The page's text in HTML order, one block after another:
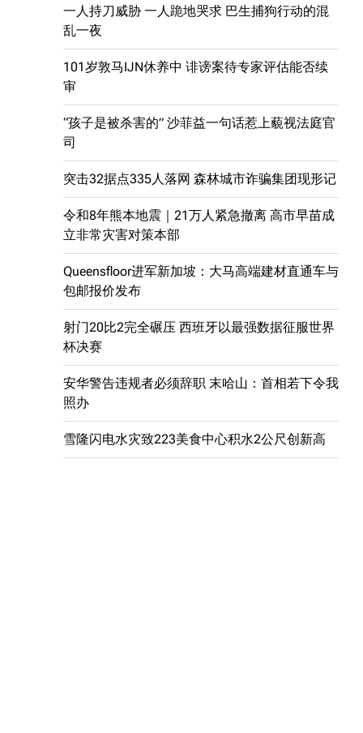
一人持刀威胁 一人跪地哭求 巴生捕狗行动的混
乱一夜
101岁敦马IJN休养中 诽谤案待专家评估能否续
审
“孩子是被杀害的” 沙菲益一句话惹上藐视法庭官
司
突击32据点335人落网 森林城市诈骗集团现形记
令和8年熊本地震｜21万人紧急撤离 高市早苗成
立非常灾害对策本部
Queensfloor进军新加坡：大马高端建材直通车与
包邮报价发布
射门20比2完全碾压 西班牙以最强数据征服世界
杯决赛
安华警告违规者必须辞职 末哈山：首相若下令我
照办
雪隆闪电水灾致223美食中心积水2公尺创新高